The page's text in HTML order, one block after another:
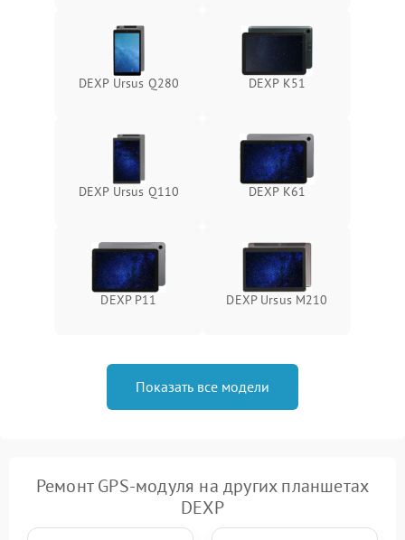
Кнопки и органы управления
DEXP Ursus Q280 DEXP K51
DEXP Ursus Q110 DEXP K61
DEXP P11 DEXP Ursus M210
Показать все модели
Ремонт GPS-модуля на других планшетах
DEXP